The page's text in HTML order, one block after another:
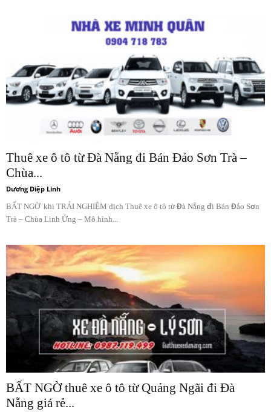
Thuê xe ô tô từ Đà Nẵng đi Bán Đảo Sơn Trà –
Chùa...
Dương Diệp Linh
BẤT NGỜ khi TRẢI NGHIỆM dịch Thuê xe ô tô từ Đà Nẵng đi Bán Đảo Sơn
Trà – Chùa Linh Ứng – Mô hình...
BẤT NGỜ thuê xe ô tô từ Quảng Ngãi đi Đà
Nẵng giá rẻ...